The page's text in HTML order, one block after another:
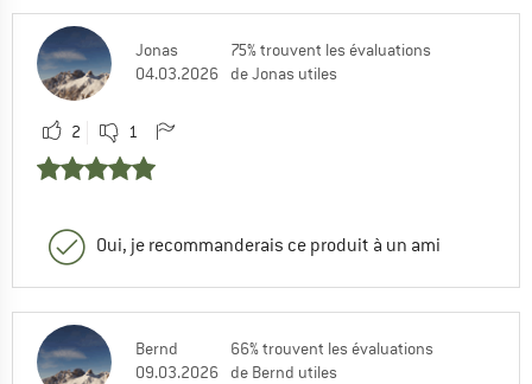
Jonas
04.03.2026
75% trouvent les évaluations
de Jonas utiles
2 1
Oui, je recommanderais ce produit à un ami
Bernd
09.03.2026
66% trouvent les évaluations
de Bernd utiles